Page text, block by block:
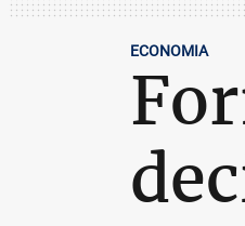
ECONOMIA